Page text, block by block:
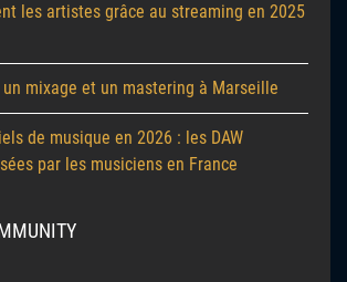
les artistes grâce au streaming en 2025
un mixage et un mastering à Marseille
de musique en 2026 : les DAW
par les musiciens en France